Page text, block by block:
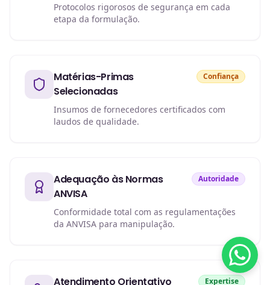
Protocolos rigorosos de segurança em cada
etapa da formulação.
Matérias-Primas
Selecionadas
Confiança
Insumos de fornecedores certificados com
laudos de qualidade.
Adequação às Normas
ANVISA
Autoridade
Conformidade total com as regulamentações
da ANVISA para manipulação.
Atendimento Orientativo Expertise